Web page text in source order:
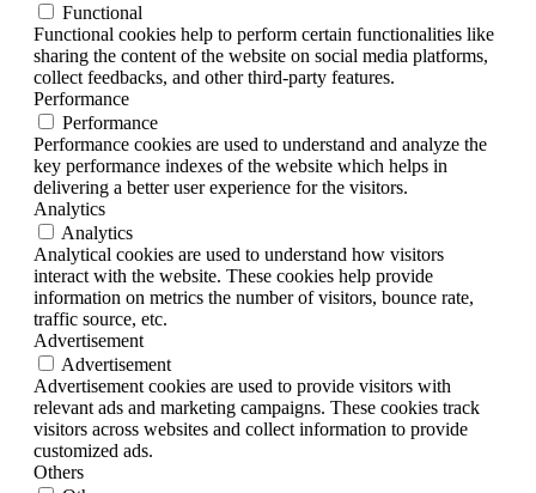
Functional
Functional cookies help to perform certain functionalities like
sharing the content of the website on social media platforms,
collect feedbacks, and other third-party features.
Performance
Performance
Performance cookies are used to understand and analyze the
key performance indexes of the website which helps in
delivering a better user experience for the visitors.
Analytics
Analytics
Analytical cookies are used to understand how visitors
interact with the website. These cookies help provide
information on metrics the number of visitors, bounce rate,
traffic source, etc.
Advertisement
Advertisement
Advertisement cookies are used to provide visitors with
relevant ads and marketing campaigns. These cookies track
visitors across websites and collect information to provide
customized ads.
Others